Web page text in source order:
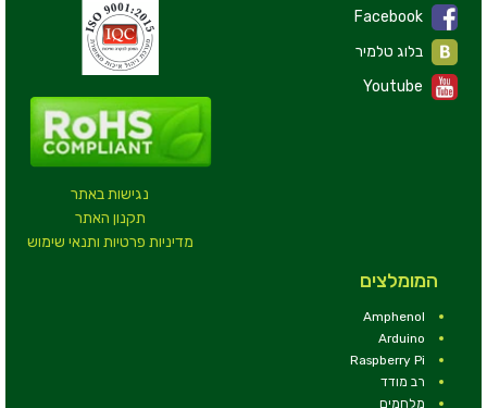
נגישות באתר
תקנון האתר
מדיניות פרטיות ותנאי שימוש
Facebook
Youtube
המומלצים
Amphenol
Arduino
Raspberry Pi
רב מודד
מלחמים